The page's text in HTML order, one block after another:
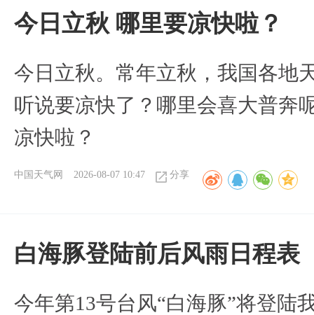
今日立秋 哪里要凉快啦？
今日立秋。常年立秋，我国各地
听说要凉快了？哪里会喜大普奔
凉快啦？
中国天气网 2026-08-07 10:47 分享
白海豚登陆前后风雨日程表
今年第13号台风“白海豚”将登陆